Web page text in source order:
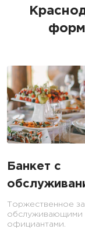
Банкет с
Торжественное
обслуживающими
официантами.